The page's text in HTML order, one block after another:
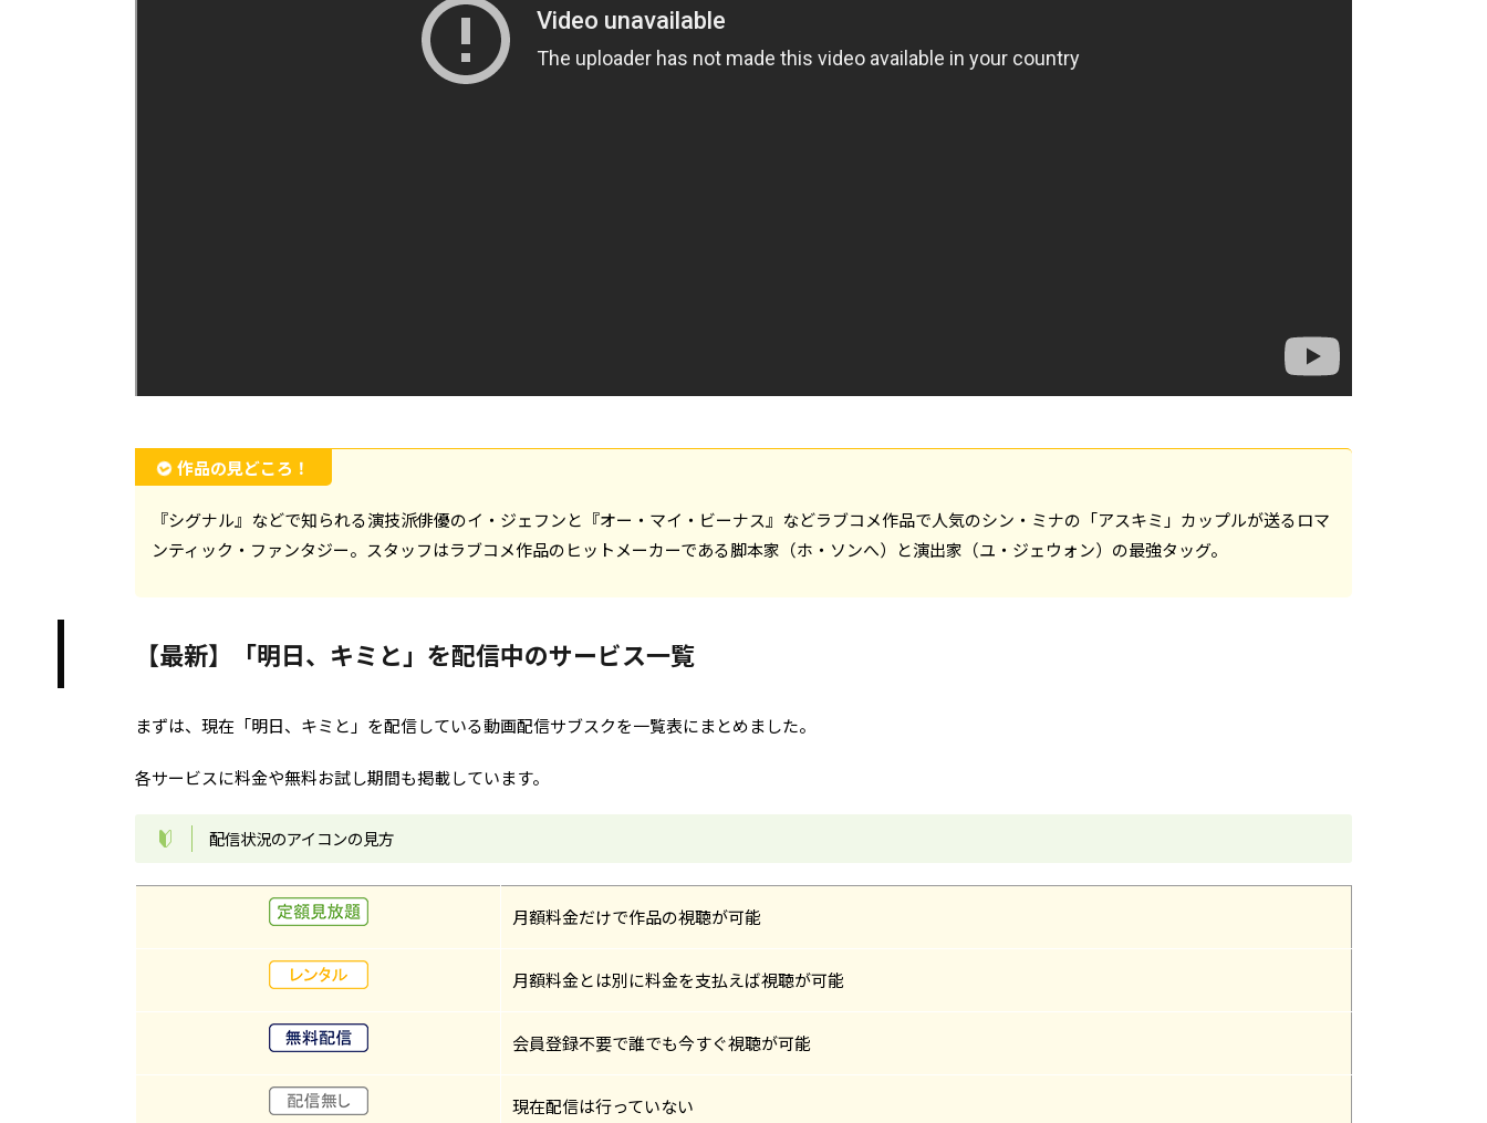
作品の見どころ！
『シグナル』などで知られる演技派俳優のイ・ジェフンと『オー・マイ・ビーナス』などラブコメ作品で人気のシン・ミナの「アスキミ」カップルが送るロマ
ンティック・ファンタジー。スタッフはラブコメ作品のヒットメーカーである脚本家（ホ・ソンへ）と演出家（ユ・ジェウォン）の最強タッグ。
【最新】「明日、キミと」を配信中のサービス一覧
まずは、現在「明日、キミと」を配信している動画配信サブスクを一覧表にまとめました。
各サービスに料金や無料お試し期間も掲載しています。
配信状況のアイコンの見方
月額料金だけで作品の視聴が可能
月額料金とは別に料金を支払えば視聴が可能
会員登録不要で誰でも今すぐ視聴が可能
現在配信は行っていない